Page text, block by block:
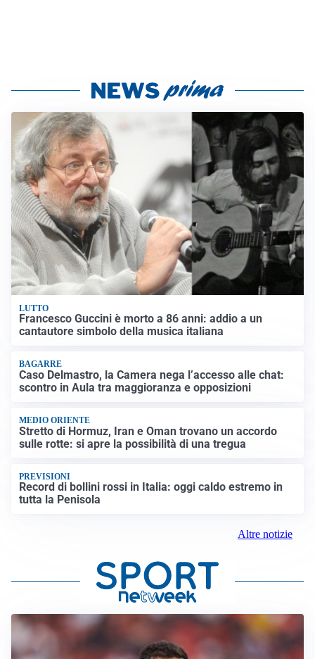
LUTTO
Francesco Guccini è morto a 86 anni: addio a un
cantautore simbolo della musica italiana
BAGARRE
Caso Delmastro, la Camera nega l’accesso alle chat:
scontro in Aula tra maggioranza e opposizioni
MEDIO ORIENTE
Stretto di Hormuz, Iran e Oman trovano un accordo
sulle rotte: si apre la possibilità di una tregua
PREVISIONI
Record di bollini rossi in Italia: oggi caldo estremo in
tutta la Penisola
Altre notizie